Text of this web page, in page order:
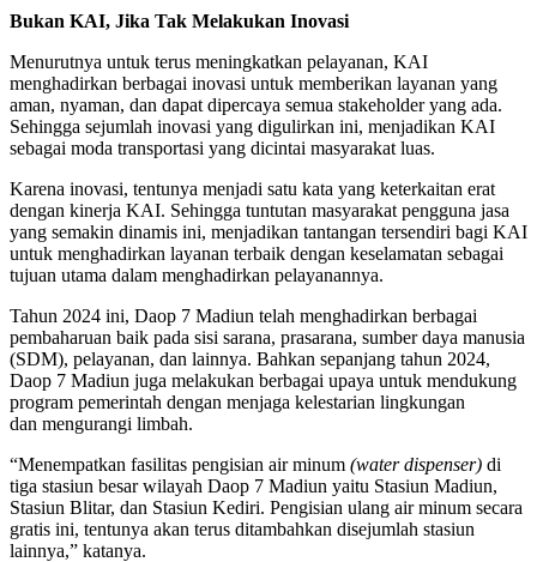
Bukan KAI, Jika Tak Melakukan Inovasi
Menurutnya untuk terus meningkatkan pelayanan, KAI
menghadirkan berbagai inovasi untuk memberikan layanan yang
aman, nyaman, dan dapat dipercaya semua stakeholder yang ada.
Sehingga sejumlah inovasi yang digulirkan ini, menjadikan KAI
sebagai moda transportasi yang dicintai masyarakat luas.
Karena inovasi, tentunya menjadi satu kata yang keterkaitan erat
dengan kinerja KAI. Sehingga tuntutan masyarakat pengguna jasa
yang semakin dinamis ini, menjadikan tantangan tersendiri bagi KAI
untuk menghadirkan layanan terbaik dengan keselamatan sebagai
tujuan utama dalam menghadirkan pelayanannya.
Tahun 2024 ini, Daop 7 Madiun telah menghadirkan berbagai
pembaharuan baik pada sisi sarana, prasarana, sumber daya manusia
(SDM), pelayanan, dan lainnya. Bahkan sepanjang tahun 2024,
Daop 7 Madiun juga melakukan berbagai upaya untuk mendukung
program pemerintah dengan menjaga kelestarian lingkungan
dan mengurangi limbah.
“Menempatkan fasilitas pengisian air minum (water dispenser) di
tiga stasiun besar wilayah Daop 7 Madiun yaitu Stasiun Madiun,
Stasiun Blitar, dan Stasiun Kediri. Pengisian ulang air minum secara
gratis ini, tentunya akan terus ditambahkan disejumlah stasiun
lainnya,” katanya.